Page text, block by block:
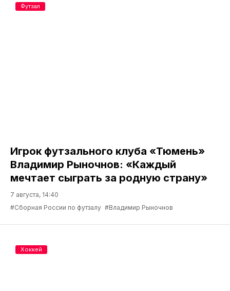
Игрок футзального клуба «Тюмень»
Владимир Рыночнов: «Каждый
мечтает сыграть за родную страну»
7 августа, 14:40
#Сборная России по футзалу #Владимир Рыночнов
Футзал
Хоккей